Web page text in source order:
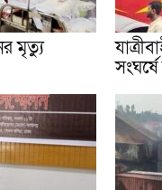
মৃত্যু